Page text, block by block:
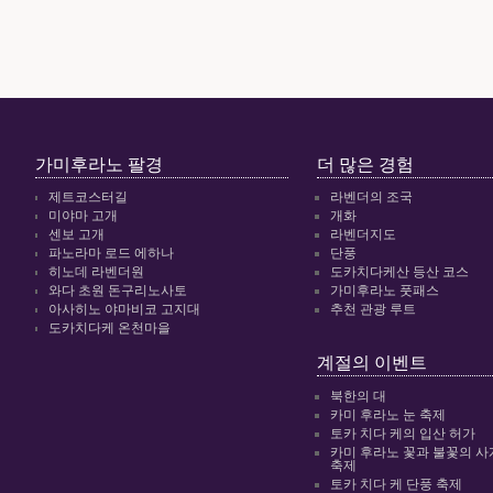
가미후라노 팔경
제트코스터길
미야마 고개
센보 고개
파노라마 로드 에하나
히노데 라벤더원
와다 초원 돈구리노사토
아사히노 야마비코 고지대
도카치다케 온천마을
더 많은 경험
라벤더의 조국
개화
라벤더지도
단풍
도카치다케산 등산 코스
가미후라노 풋패스
추천 관광 루트
계절의 이벤트
북한의 대
카미 후라노 눈 축제
토카 치다 케의 입산 허가
카미 후라노 꽃과 불꽃의 사
축제
토카 치다 케 단풍 축제